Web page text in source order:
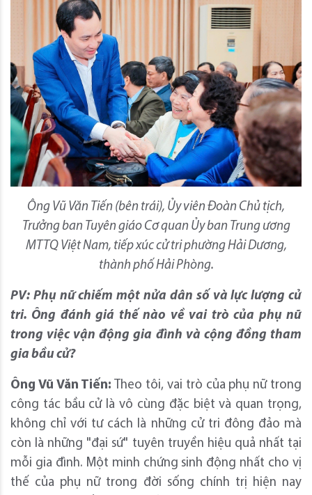
Ông Vũ Văn Tiến (bên trái), Ủy viên Đoàn Chủ tịch,
Trưởng ban Tuyên giáo Cơ quan Ủy ban Trung ương
MTTQ Việt Nam, tiếp xúc cử tri phường Hải Dương,
thành phố Hải Phòng.
PV: Phụ nữ chiếm một nửa dân số và lực lượng cử
tri. Ông đánh giá thế nào về vai trò của phụ nữ
trong việc vận động gia đình và cộng đồng tham
gia bầu cử?
Ông Vũ Văn Tiến: Theo tôi, vai trò của phụ nữ trong
công tác bầu cử là vô cùng đặc biệt và quan trọng,
không chỉ với tư cách là những cử tri đông đảo mà
còn là những "đại sứ" tuyên truyền hiệu quả nhất tại
mỗi gia đình. Một minh chứng sinh động nhất cho vị
thế của phụ nữ trong đời sống chính trị hiện nay